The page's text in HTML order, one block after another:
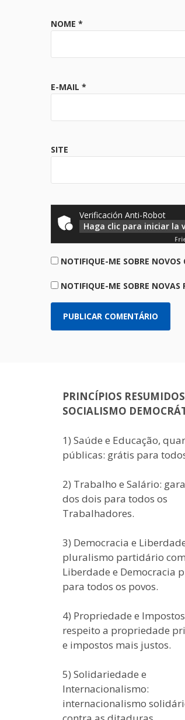
NOME *
E-MAIL *
SITE
Verificación Anti-Robot
Haga clic para iniciar la
NOTIFIQUE-ME SOBRE
NOTIFIQUE-ME SOBRE NOVAS
PRINCÍPIOS
SOCIALISMO
1) Saúde e Educação,
públicas: grátis para
2) Trabalho e Salário:
dos dois para todos os
Trabalhadores.
3) Democracia e
pluralismo partidário com
Liberdade e Democracia
para todos os povos.
4) Propriedade e
respeito a propriedade
e impostos mais justos.
5) Solidariedade e
Internacionalismo:
internacionalismo